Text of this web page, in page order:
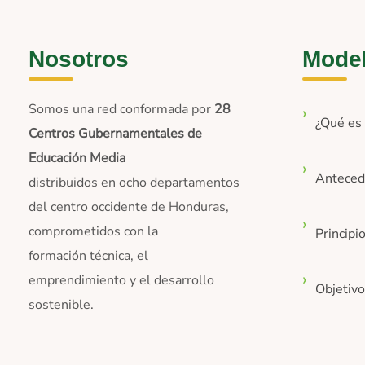
Nosotros
Somos una red conformada por 28
Centros Gubernamentales de
Educación Media
distribuidos en ocho departamentos
del centro occidente de Honduras,
comprometidos con la
formación técnica, el
emprendimiento y el desarrollo
sostenible.
¿Qué